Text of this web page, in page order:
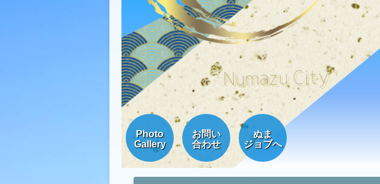
Photo
Gallery
お問い
合わせ
ぬま
ジョブへ